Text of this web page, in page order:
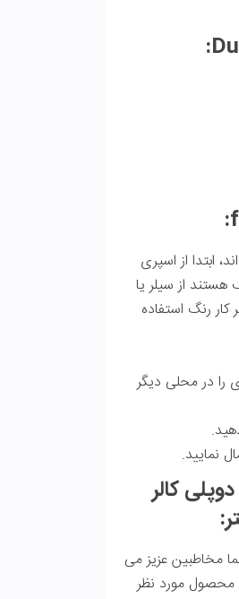
ابتدا از اسپری
از سیلر یا
رنگ استفاده
را در محلی دیگر
نمایید.
کالر
مخاطبین عزیز می
محصول مورد نظر